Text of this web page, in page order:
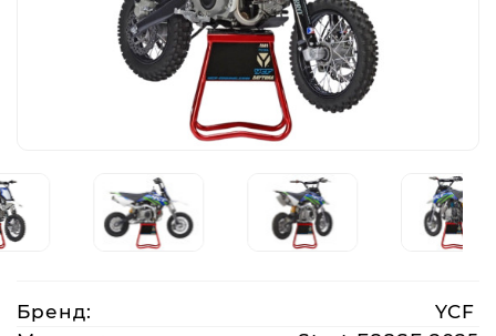
Запчасти
Бренд:
YCF